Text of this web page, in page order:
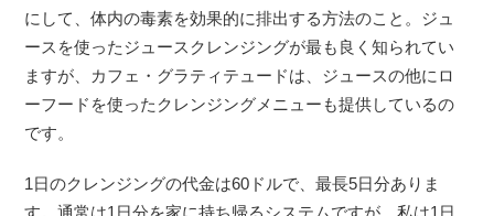
にして、体内の毒素を効果的に排出する方法のこと。ジュ
ースを使ったジュースクレンジングが最も良く知られてい
ますが、カフェ・グラティテュードは、ジュースの他にロ
ーフードを使ったクレンジングメニューも提供しているの
です。
1日のクレンジングの代金は60ドルで、最長5日分ありま
す。通常は1日分を家に持ち帰るシステムですが、私は1日